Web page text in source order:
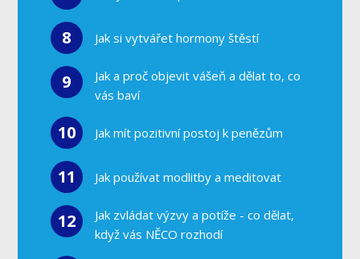
8 Jak si vytvářet hormony štěstí
9
Jak a proč objevit vášeň a dělat to, co
vás baví
10 Jak mít pozitivní postoj k penězům
11 Jak používat modlitby a meditovat
12
Jak zvládat výzvy a potíže - co dělat,
když vás NĚCO rozhodí